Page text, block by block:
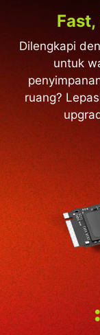
Dilengkapi
untuk
ruang?
High-
Dengan
dual-
cepat dan
semuanya